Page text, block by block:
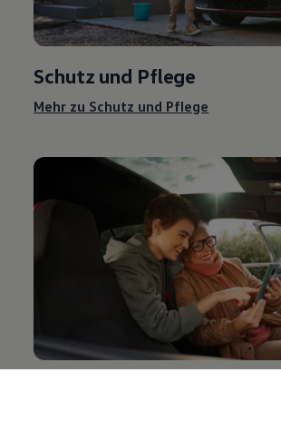
Schutz und Pflege
Mehr zu Schutz und Pflege